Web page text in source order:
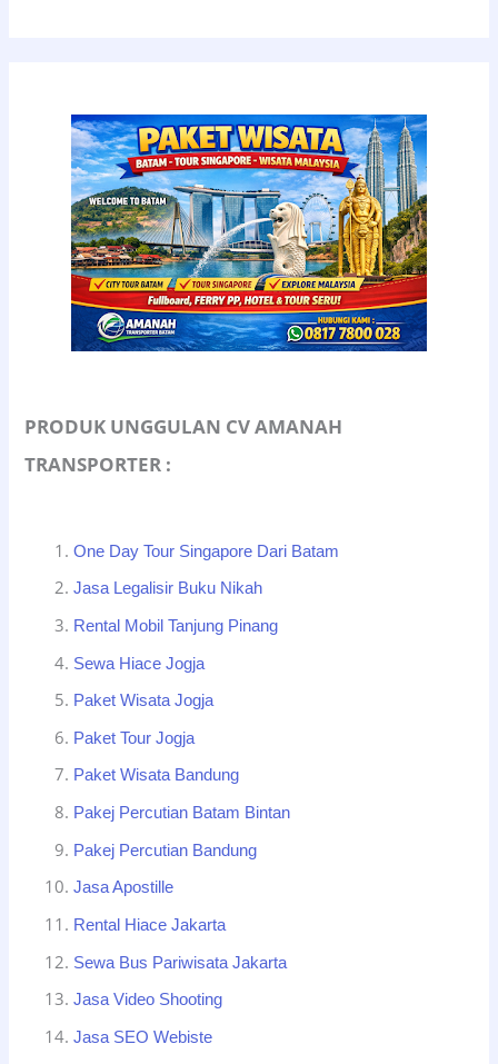
PRODUK UNGGULAN CV AMANAH
TRANSPORTER :
One Day Tour Singapore Dari Batam
Jasa Legalisir Buku Nikah
Rental Mobil Tanjung Pinang
Sewa Hiace Jogja
Paket Wisata Jogja
Paket Tour Jogja
Paket Wisata Bandung
Pakej Percutian Batam Bintan
Pakej Percutian Bandung
Jasa Apostille
Rental Hiace Jakarta
Sewa Bus Pariwisata Jakarta
Jasa Video Shooting
Jasa SEO Webiste